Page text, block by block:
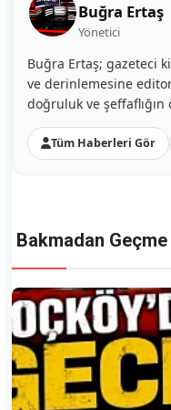
Buğra Ertaş
Yönetici
Buğra Ertaş; gazeteci
ve derinlemesine
doğruluk ve şeffaflığın
Tüm Haberleri Gör
Bakmadan Geçme